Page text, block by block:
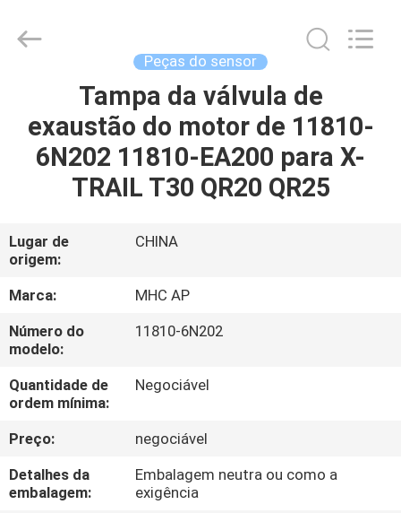
PRODUTOS
NÓS
EXCURSÃO
DA
FÁBRICA
CONTROLE
DA
QUALIDADE
Parts
Peças do sensor
Tampa da válvula de
exaustão do motor de 11810-
6N202 11810-EA200 para X-
TRAIL T30 QR20 QR25
Lugar de
origem:
CHINA
Marca:
MHC AP
Número do
modelo:
11810-6N202
Quantidade de
ordem mínima:
Negociável
Preço:
negociável
Detalhes da
embalagem:
Embalagem neutra ou como a
exigência